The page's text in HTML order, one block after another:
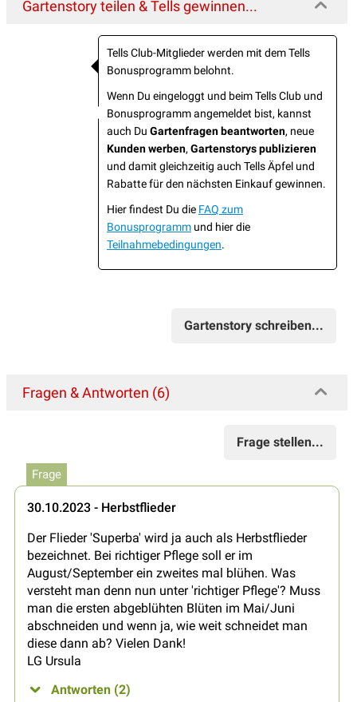
Gartenstory teilen & Tells gewinnen...
Tells Club-Mitglieder werden mit dem Tells
Bonusprogramm belohnt.
Wenn Du eingeloggt und beim Tells Club und
Bonusprogramm angemeldet bist, kannst
auch Du Gartenfragen beantworten, neue
Kunden werben, Gartenstorys publizieren
und damit gleichzeitig auch Tells Äpfel und
Rabatte für den nächsten Einkauf gewinnen.
Hier findest Du die FAQ zum
Bonusprogramm und hier die
Teilnahmebedingungen.
Gartenstory schreiben...
Fragen & Antworten (6)
Frage stellen...
Frage
30.10.2023 - Herbstflieder
Der Flieder 'Superba' wird ja auch als Herbstflieder
bezeichnet. Bei richtiger Pflege soll er im
August/September ein zweites mal blühen. Was
versteht man denn nun unter 'richtiger Pflege'? Muss
man die ersten abgeblühten Blüten im Mai/Juni
abschneiden und wenn ja, wie weit schneidet man
diese dann ab? Vielen Dank!
LG Ursula
Antworten (2)